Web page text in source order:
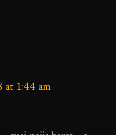
at 1:44 am